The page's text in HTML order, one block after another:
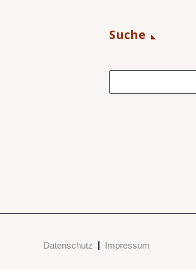
Suche
Datenschutz Impressum